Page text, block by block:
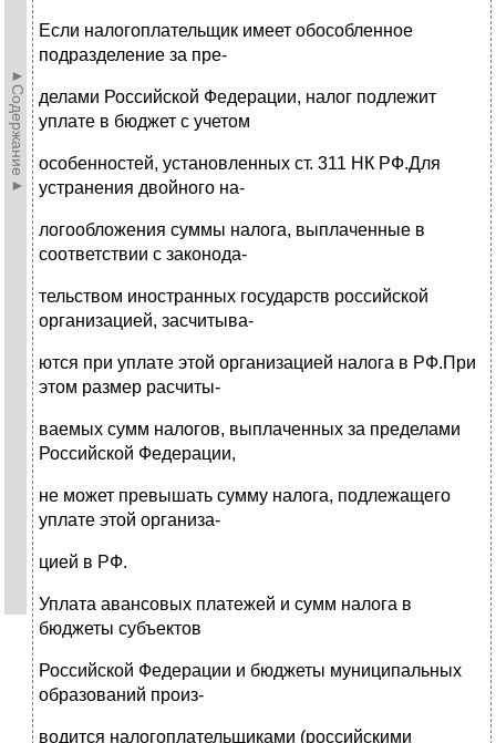
►Содержание►
Если налогоплательщик имеет обособленное
подразделение за пре-
делами Российской Федерации, налог подлежит
уплате в бюджет с учетом
особенностей, установленных ст. 311 НК РФ.Для
устранения двойного на-
логообложения суммы налога, выплаченные в
соответствии с законода-
тельством иностранных государств российской
организацией, засчитыва-
ются при уплате этой организацией налога в РФ.При
этом размер расчиты-
ваемых сумм налогов, выплаченных за пределами
Российской Федерации,
не может превышать сумму налога, подлежащего
уплате этой организа-
цией в РФ.
Уплата авансовых платежей и сумм налога в
бюджеты субъектов
Российской Федерации и бюджеты муниципальных
образований произ-
водится налогоплательщиками (российскими